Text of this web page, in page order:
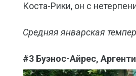
Коста-Рики, он с
Средняя январская
#3 Буэнос-Айрес,